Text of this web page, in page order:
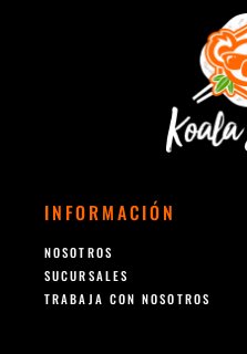
INFORMACIÓN
NOSOTROS
SUCURSALES
TRABAJA CON NOSOTROS